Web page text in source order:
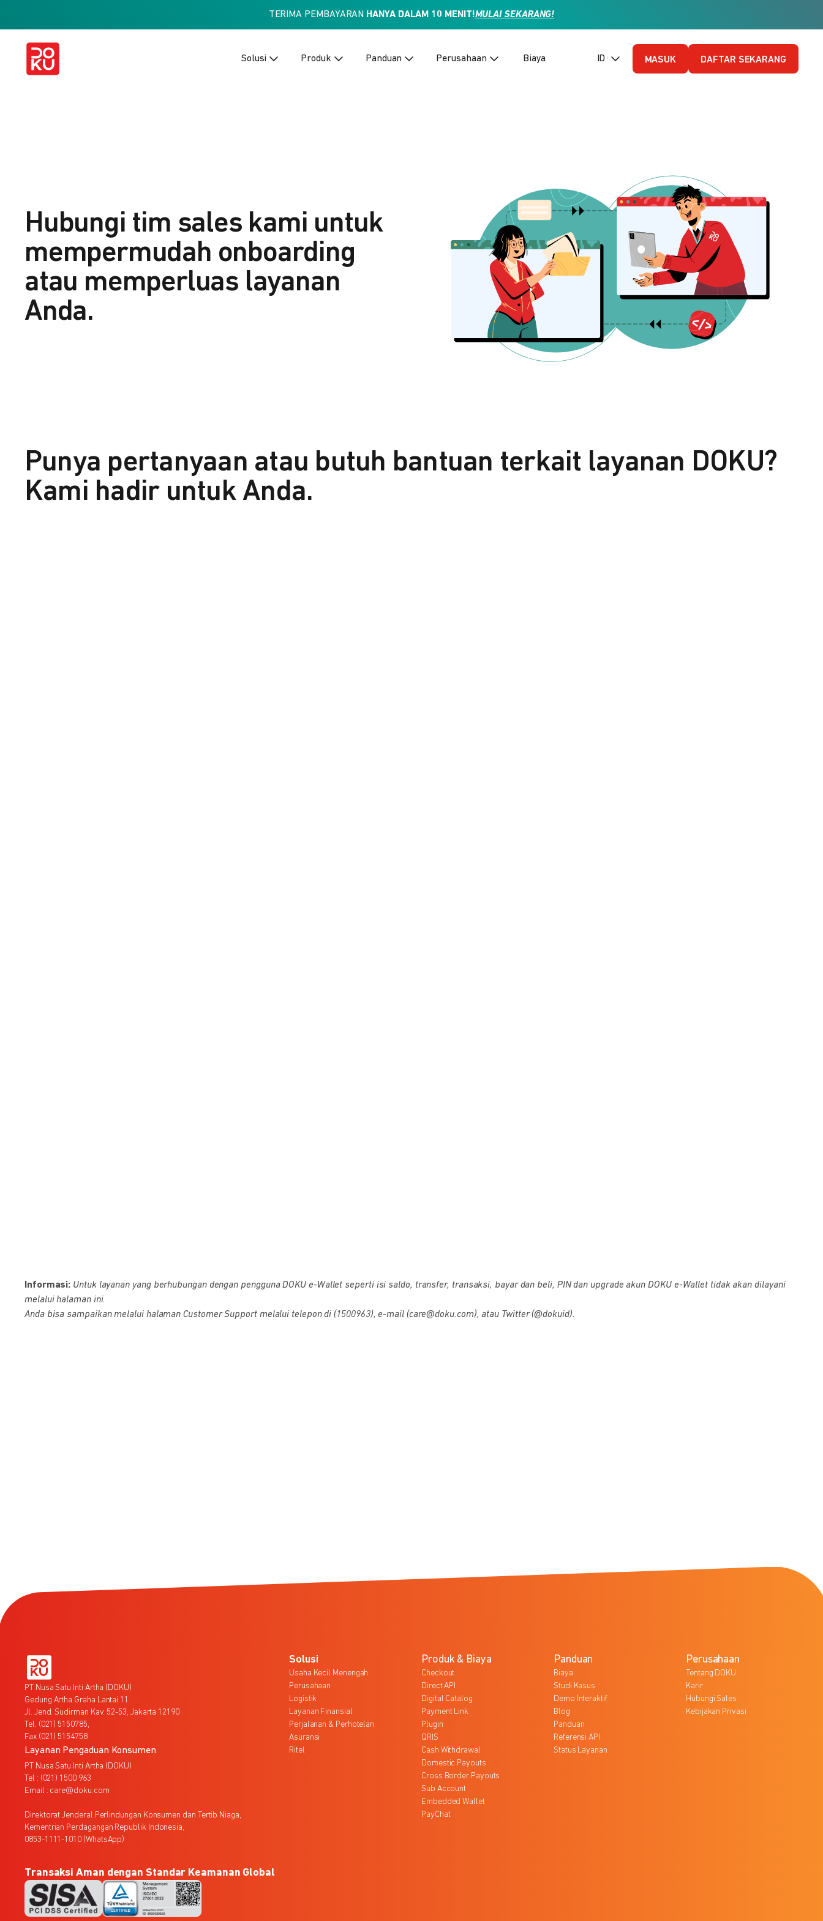
TERIMA PEMBAYARAN HANYA DALAM 10 MENIT!MULAI SEKARANG!
Solusi Produk Panduan Perusahaan Biaya ID (Bahasa Indonesia)
MASUK DAFTAR SEKARANG
Hubungi tim sales kami untuk
mempermudah onboarding
atau memperluas layanan
Anda.
Punya pertanyaan atau butuh bantuan terkait layanan DOKU?
Kami hadir untuk Anda.
Informasi: Untuk layanan yang berhubungan dengan pengguna DOKU e-Wallet seperti isi saldo, transfer, transaksi, bayar dan beli, PIN dan upgrade akun DOKU e-Wallet tidak akan dilayani
melalui halaman ini.
Anda bisa sampaikan melalui halaman Customer Support melalui telepon di (1500963), e-mail (care@doku.com), atau Twitter (@dokuid).
PT Nusa Satu Inti Artha (DOKU)
Gedung Artha Graha Lantai 11
Jl. Jend. Sudirman Kav. 52-53, Jakarta 12190
Tel. (021) 5150785,
Fax (021) 5154758
Layanan Pengaduan Konsumen
PT Nusa Satu Inti Artha (DOKU)
Tel : (021) 1500 963
Email : care@doku.com
Direktorat Jenderal Perlindungan Konsumen dan Tertib Niaga,
Kementrian Perdagangan Republik Indonesia,
0853-1111-1010 (WhatsApp)
Solusi
Usaha Kecil Menengah
Perusahaan
Logistik
Layanan Finansial
Perjalanan & Perhotelan
Asuransi
Ritel
Produk & Biaya
Checkout
Direct API
Digital Catalog
Payment Link
Plugin
QRIS
Cash Withdrawal
Domestic Payouts
Cross Border Payouts
Sub Account
Embedded Wallet
PayChat
Panduan
Biaya
Studi Kasus
Demo Interaktif
Blog
Panduan
Referensi API
Status Layanan
Perusahaan
Tentang DOKU
Karir
Hubungi Sales
Kebijakan Privasi
Transaksi Aman dengan Standar Keamanan Global